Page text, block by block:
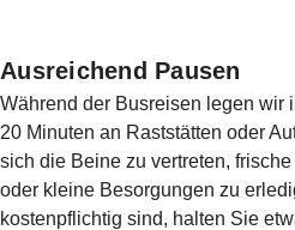
Ausreichend Pausen
Während der Busreisen legen wir
20 Minuten an Raststätten oder
sich die Beine zu vertreten,
oder kleine Besorgungen zu
kostenpflichtig sind, halten Sie